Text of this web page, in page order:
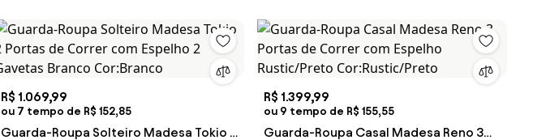
R$ 1.069,99
ou 7 tempo de R$ 152,85
Guarda-Roupa Solteiro Madesa Tokio 2
R$ 1.399,99
ou 9 tempo de R$ 155,55
Guarda-Roupa Casal Madesa Reno 3